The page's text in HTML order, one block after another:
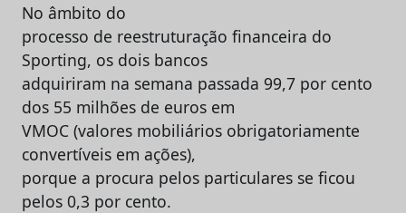
No âmbito do
processo de reestruturação financeira do
Sporting, os dois bancos
adquiriram na semana passada 99,7 por cento
dos 55 milhões de euros em
VMOC (valores mobiliários obrigatoriamente
convertíveis em ações),
porque a procura pelos particulares se ficou
pelos 0,3 por cento.